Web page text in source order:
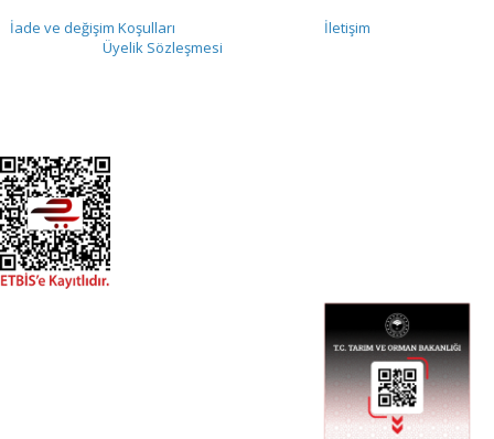
İade ve değişim Koşulları
İletişim
Üyelik Sözleşmesi